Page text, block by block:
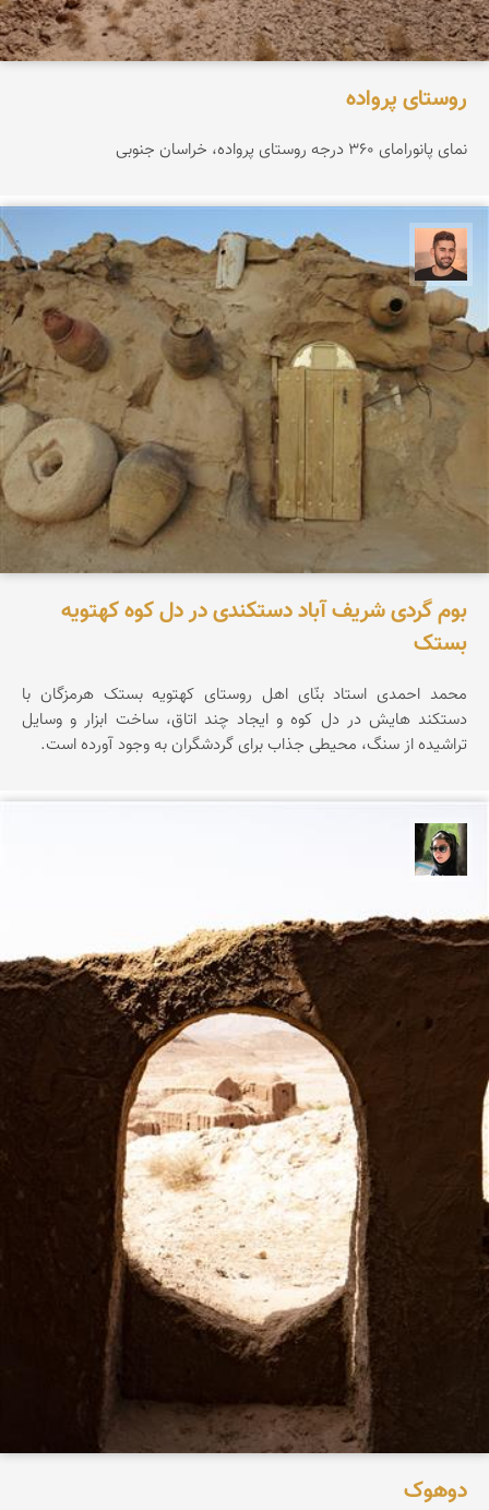
روستای پرواده
نمای پانورامای ۳۶۰ درجه روستای پرواده، خراسان جنوبی
ابراهیم رفیعی
بوم گردی شریف آباد دستکندی در دل کوه کهتویه
بستک
محمد احمدی استاد بنّای اهل روستای کهتویه بستک هرمزگان با
دستکند هایش در دل کوه و ایجاد چند اتاق، ساخت ابزار و وسایل
تراشیده از سنگ، محیطی جذاب برای گردشگران به وجود آورده است.
دوهوک